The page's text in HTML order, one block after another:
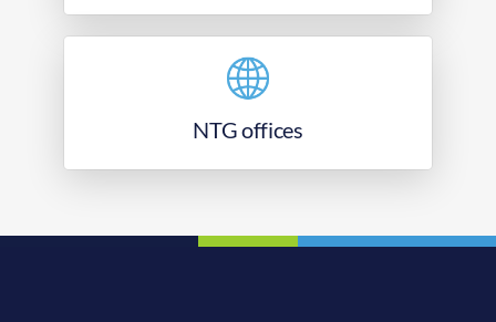
NTG offices